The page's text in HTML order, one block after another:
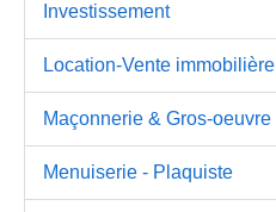
Investissement
Location-Vente immobilière
Maçonnerie & Gros-oeuvre
Menuiserie - Plaquiste